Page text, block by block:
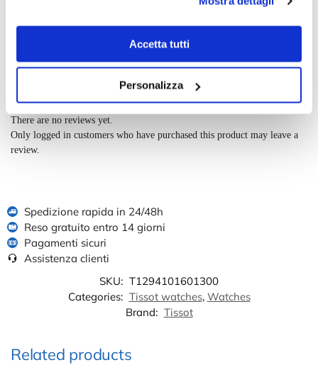
Accetta tutti
Personalizza
41-45
Peso orologio - g.
56
There are no reviews yet.
Only logged in customers who have purchased this product may leave a
review.
Spedizione rapida in 24/48h
Reso gratuito entro 14 giorni
Pagamenti sicuri
Assistenza clienti
SKU: T1294101601300
Categories: Tissot watches, Watches
Brand: Tissot
Related products